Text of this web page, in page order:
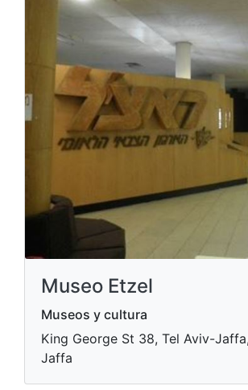
Museo Etzel
Museos y cultura
King George St 38, Tel Aviv-
Jaffa